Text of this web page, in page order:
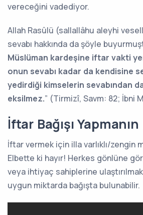
vereceğini vadediyor.
Allah Rasûlü (sallallâhu aleyhi
sevabı hakkında da şöyle
Müslüman kardeşine iftar vakti
onun sevabı kadar da kendisine
yedirdiği kimselerin sevabından
eksilmez.” (Tirmizî, Savm: 82; İbni
İftar Bağışı
İftar vermek için illa varlıklı/zengin
Elbette ki hayır! Herkes gönlüne
veya ihtiyaç sahiplerine
uygun miktarda bağışta bulunabilir.